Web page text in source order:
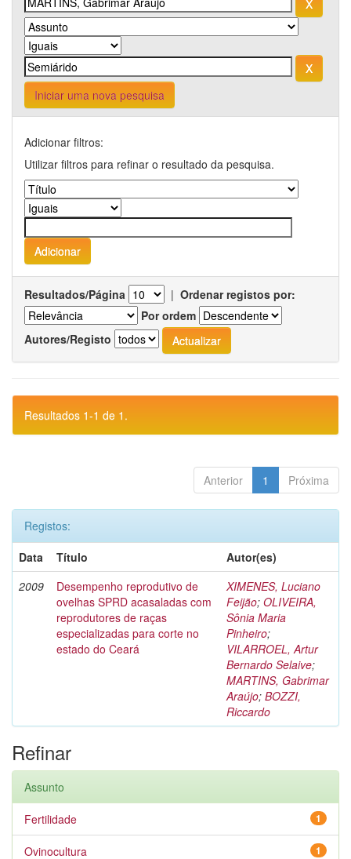
Iniciar uma nova pesquisa
Adicionar filtros:
Utilizar filtros para refinar o resultado da pesquisa.
Resultados/Página | Ordenar registos por:
Por ordem
Autores/Registo
Resultados 1-1 de 1.
Anterior 1 Próxima
Registos:
Data
Título
Autor(es)
2009
Desempenho reprodutivo de
ovelhas SPRD acasaladas com
reprodutores de raças
especializadas para corte no
estado do Ceará
XIMENES, Luciano
Feijão; OLIVEIRA,
Sônia Maria
Pinheiro;
VILARROEL, Artur
Bernardo Selaive;
MARTINS, Gabrimar
Araújo; BOZZI,
Riccardo
Refinar
Assunto
1
Fertilidade
1
Ovinocultura